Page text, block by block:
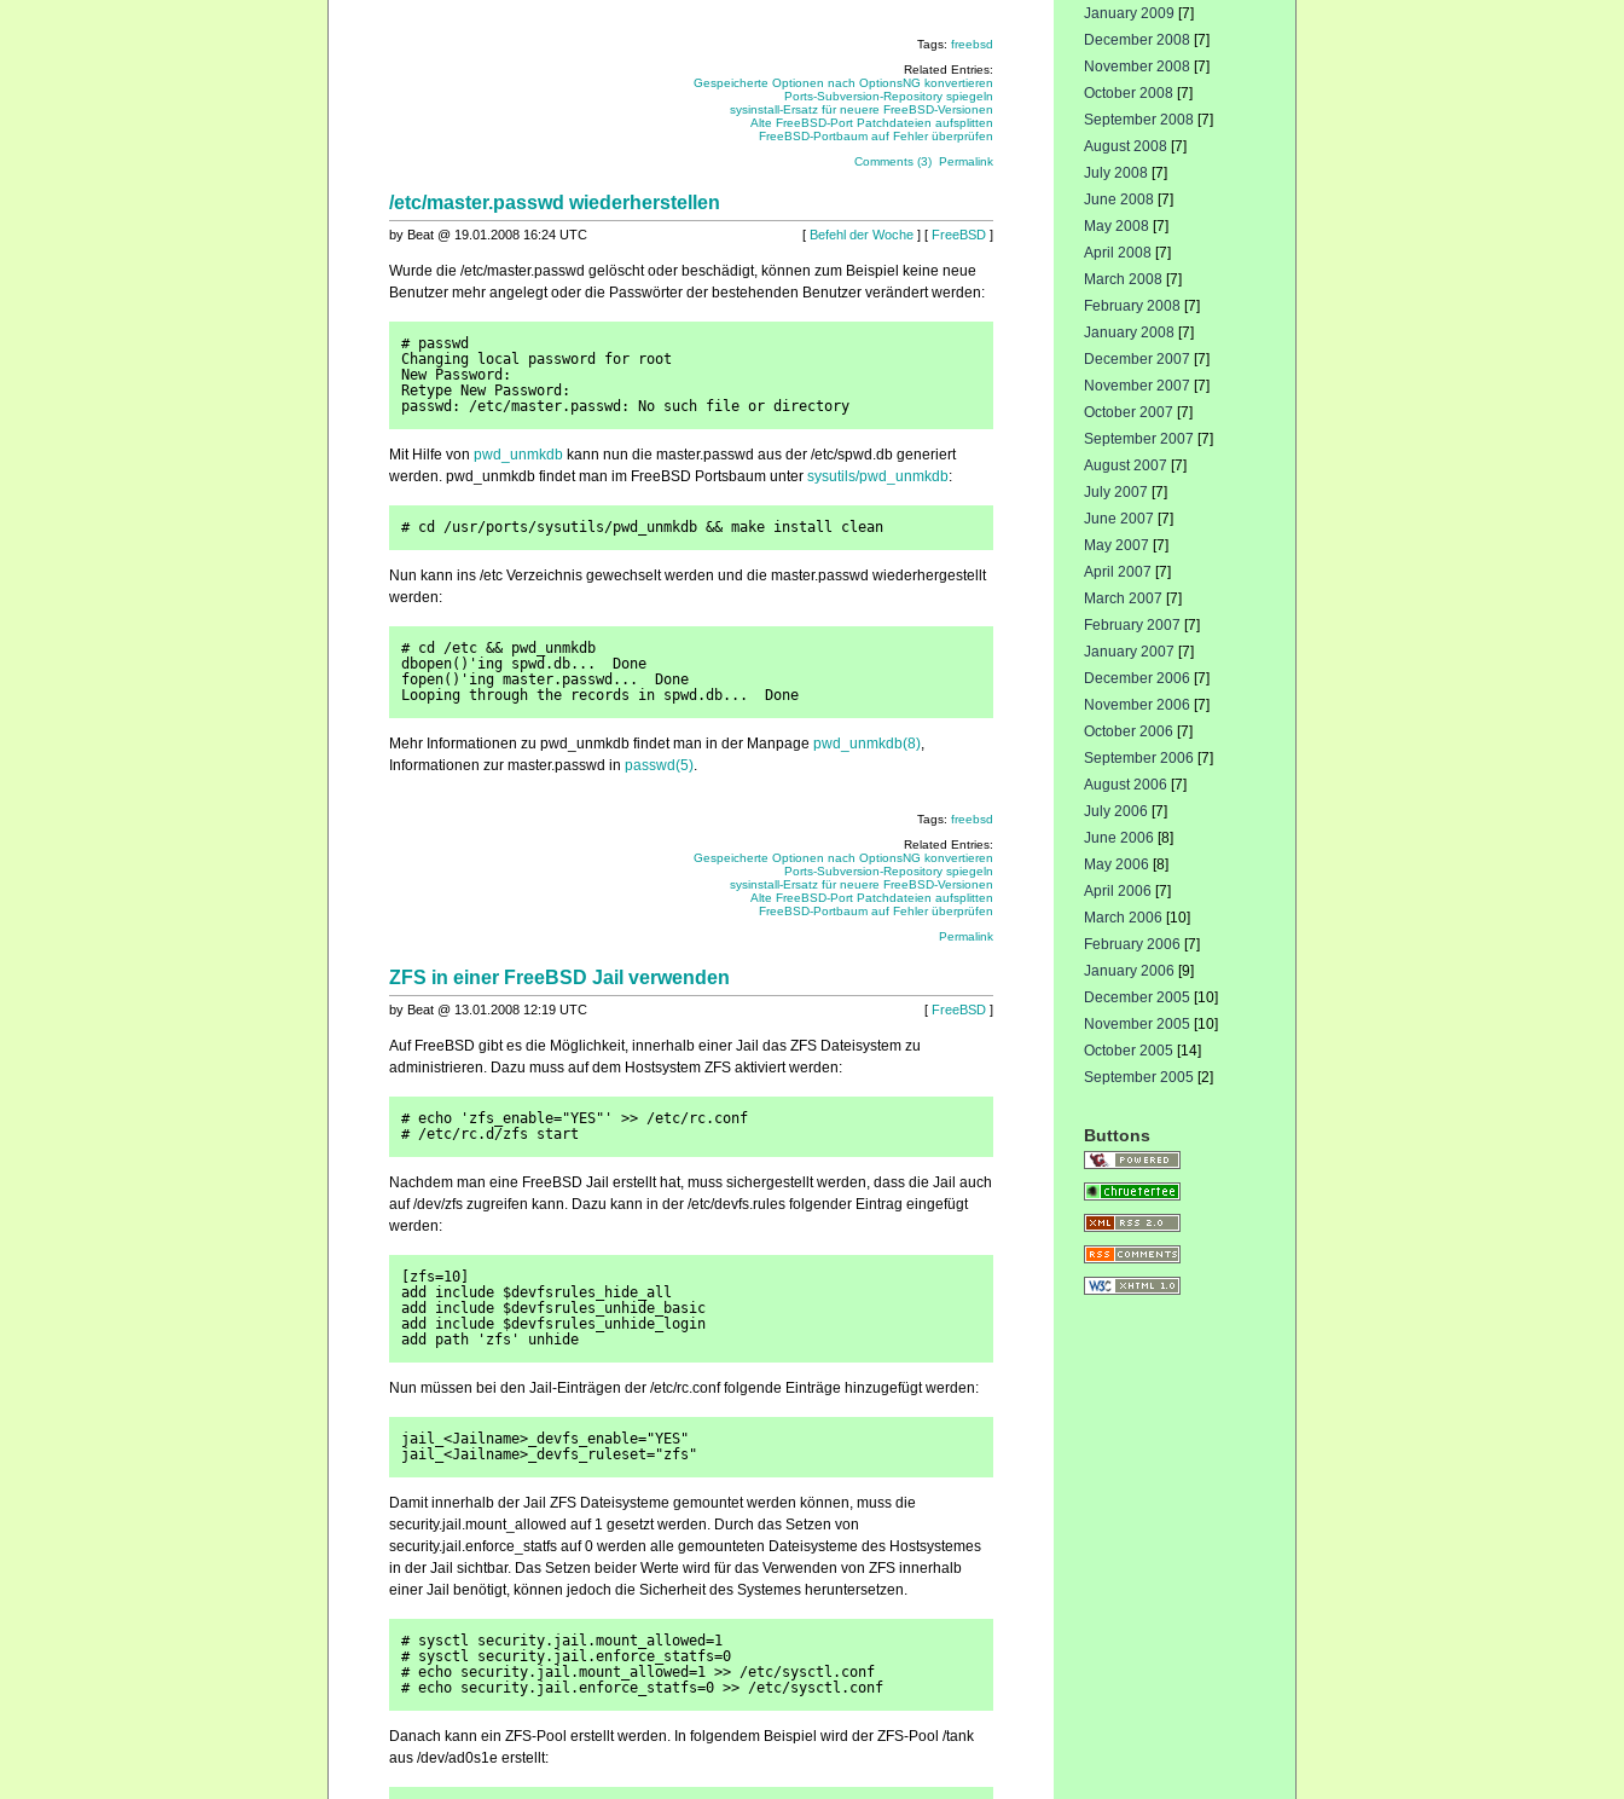
January 2009 [7]
December 2008 [7]
November 2008 [7]
October 2008 [7]
September 2008 [7]
August 2008 [7]
July 2008 [7]
June 2008 [7]
May 2008 [7]
April 2008 [7]
March 2008 [7]
February 2008 [7]
January 2008 [7]
December 2007 [7]
November 2007 [7]
October 2007 [7]
September 2007 [7]
August 2007 [7]
July 2007 [7]
June 2007 [7]
May 2007 [7]
April 2007 [7]
March 2007 [7]
February 2007 [7]
January 2007 [7]
December 2006 [7]
November 2006 [7]
October 2006 [7]
September 2006 [7]
August 2006 [7]
July 2006 [7]
June 2006 [8]
May 2006 [8]
April 2006 [7]
March 2006 [10]
February 2006 [7]
January 2006 [9]
December 2005 [10]
November 2005 [10]
October 2005 [14]
September 2005 [2]
Buttons
Tags: freebsd
Related Entries:
Gespeicherte Optionen nach OptionsNG konvertieren
Ports-Subversion-Repository spiegeln
sysinstall-Ersatz für neuere FreeBSD-Versionen
Alte FreeBSD-Port Patchdateien aufsplitten
FreeBSD-Portbaum auf Fehler überprüfen
Comments (3) Permalink
/etc/master.passwd wiederherstellen
[ Befehl der Woche ] [ FreeBSD ]
by Beat @ 19.01.2008 16:24 UTC
Wurde die /etc/master.passwd gelöscht oder beschädigt, können zum Beispiel keine neue
Benutzer mehr angelegt oder die Passwörter der bestehenden Benutzer verändert werden:
# passwd
Changing local password for root
New Password:
Retype New Password:
passwd: /etc/master.passwd: No such file or directory
Mit Hilfe von pwd_unmkdb kann nun die master.passwd aus der /etc/spwd.db generiert
werden. pwd_unmkdb findet man im FreeBSD Portsbaum unter sysutils/pwd_unmkdb:
# cd /usr/ports/sysutils/pwd_unmkdb && make install clean
Nun kann ins /etc Verzeichnis gewechselt werden und die master.passwd wiederhergestellt
werden:
# cd /etc && pwd_unmkdb
dbopen()'ing spwd.db...  Done
fopen()'ing master.passwd...  Done
Looping through the records in spwd.db...  Done
Mehr Informationen zu pwd_unmkdb findet man in der Manpage pwd_unmkdb(8),
Informationen zur master.passwd in passwd(5).
Tags: freebsd
Related Entries:
Gespeicherte Optionen nach OptionsNG konvertieren
Ports-Subversion-Repository spiegeln
sysinstall-Ersatz für neuere FreeBSD-Versionen
Alte FreeBSD-Port Patchdateien aufsplitten
FreeBSD-Portbaum auf Fehler überprüfen
Permalink
ZFS in einer FreeBSD Jail verwenden
[ FreeBSD ]
by Beat @ 13.01.2008 12:19 UTC
Auf FreeBSD gibt es die Möglichkeit, innerhalb einer Jail das ZFS Dateisystem zu
administrieren. Dazu muss auf dem Hostsystem ZFS aktiviert werden:
# echo 'zfs_enable="YES"' >> /etc/rc.conf
# /etc/rc.d/zfs start
Nachdem man eine FreeBSD Jail erstellt hat, muss sichergestellt werden, dass die Jail auch
auf /dev/zfs zugreifen kann. Dazu kann in der /etc/devfs.rules folgender Eintrag eingefügt
werden:
[zfs=10]
add include $devfsrules_hide_all
add include $devfsrules_unhide_basic
add include $devfsrules_unhide_login
add path 'zfs' unhide
Nun müssen bei den Jail-Einträgen der /etc/rc.conf folgende Einträge hinzugefügt werden:
jail_<Jailname>_devfs_enable="YES"
jail_<Jailname>_devfs_ruleset="zfs"
Damit innerhalb der Jail ZFS Dateisysteme gemountet werden können, muss die
security.jail.mount_allowed auf 1 gesetzt werden. Durch das Setzen von
security.jail.enforce_statfs auf 0 werden alle gemounteten Dateisysteme des Hostsystemes
in der Jail sichtbar. Das Setzen beider Werte wird für das Verwenden von ZFS innerhalb
einer Jail benötigt, können jedoch die Sicherheit des Systemes heruntersetzen.
# sysctl security.jail.mount_allowed=1
# sysctl security.jail.enforce_statfs=0
# echo security.jail.mount_allowed=1 >> /etc/sysctl.conf
# echo security.jail.enforce_statfs=0 >> /etc/sysctl.conf
Danach kann ein ZFS-Pool erstellt werden. In folgendem Beispiel wird der ZFS-Pool /tank
aus /dev/ad0s1e erstellt: